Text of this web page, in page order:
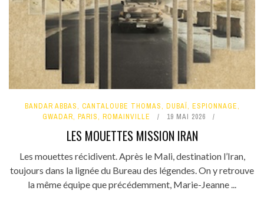
BANDAR ABBAS, CANTALOUBE THOMAS, DUBAÏ, ESPIONNAGE,
GWADAR, PARIS, ROMAINVILLE 19 MAI 2026
LES MOUETTES MISSION IRAN
Les mouettes récidivent. Après le Mali, destination l’Iran,
toujours dans la lignée du Bureau des légendes. On y retrouve
la même équipe que précédemment, Marie-Jeanne ...